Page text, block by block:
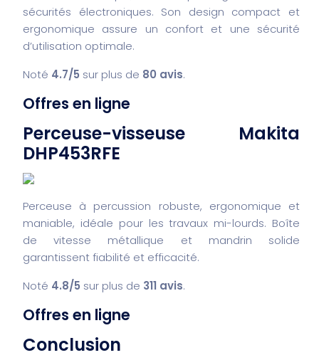
sécurités électroniques. Son design compact et
ergonomique assure un confort et une sécurité
d’utilisation optimale.
Noté 4.7/5 sur plus de 80 avis.
Offres en ligne
Perceuse-visseuse Makita
DHP453RFE
Perceuse à percussion robuste, ergonomique et
maniable, idéale pour les travaux mi-lourds. Boîte
de vitesse métallique et mandrin solide
garantissent fiabilité et efficacité.
Noté 4.8/5 sur plus de 311 avis.
Offres en ligne
Conclusion